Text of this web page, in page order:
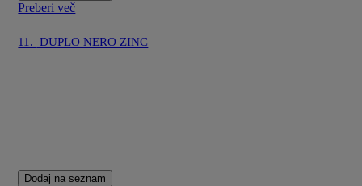
Preberi več
11. DUPLO NERO ZINC
Dodaj na seznam